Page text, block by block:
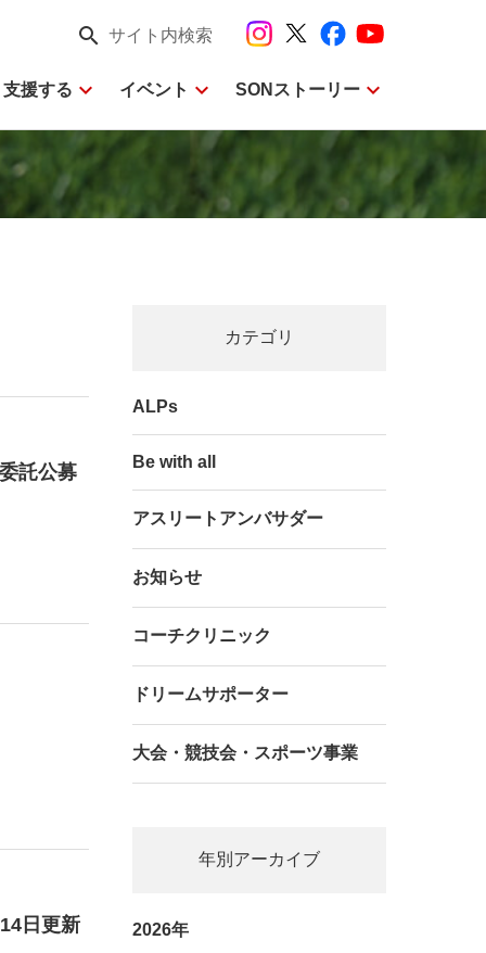
search サイト内検索
援する expand_more イベント expand_more SONストーリー expand_more
託公募
日更新
カテゴリ
ALPs
Be with all
アスリートアンバサダー
お知らせ
コーチクリニック
ドリームサポーター
大会・競技会・スポーツ事業
年別アーカイブ
2026年